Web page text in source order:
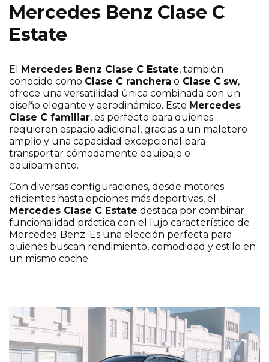
Mercedes Benz Clase C
Estate
El Mercedes Benz Clase C Estate, también
conocido como Clase C ranchera o Clase C sw,
ofrece una versatilidad única combinada con un
diseño elegante y aerodinámico. Este Mercedes
Clase C familiar, es perfecto para quienes
requieren espacio adicional, gracias a un maletero
amplio y una capacidad excepcional para
transportar cómodamente equipaje o
equipamiento.
Con diversas configuraciones, desde motores
eficientes hasta opciones más deportivas, el
Mercedes Clase C Estate destaca por combinar
funcionalidad práctica con el lujo característico de
Mercedes-Benz. Es una elección perfecta para
quienes buscan rendimiento, comodidad y estilo en
un mismo coche.